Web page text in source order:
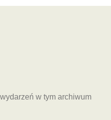
w tym archiwum